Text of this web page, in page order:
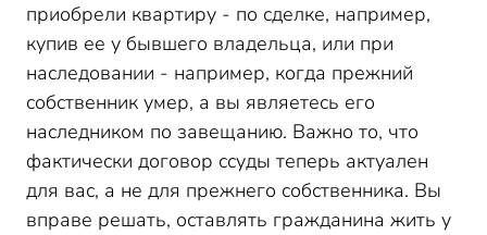
приобрели квартиру - по сделке, например,
купив ее у бывшего владельца, или при
наследовании - например, когда прежний
собственник умер, а вы являетесь его
наследником по завещанию. Важно то, что
фактически договор ссуды теперь актуален
для вас, а не для прежнего собственника. Вы
вправе решать, оставлять гражданина жить у